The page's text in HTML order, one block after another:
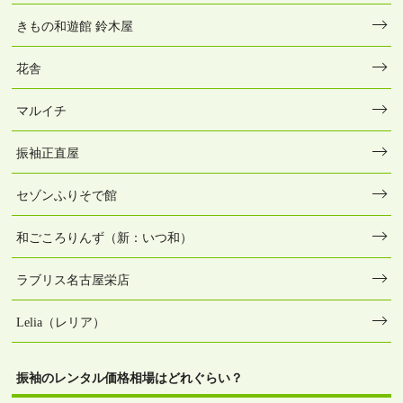
きもの和遊館 鈴木屋
花舎
マルイチ
振袖正直屋
セゾンふりそで館
和ごころりんず（新：いつ和）
ラブリス名古屋栄店
Lelia（レリア）
振袖のレンタル価格相場はどれぐらい？